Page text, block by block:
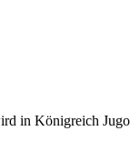
in Königreich